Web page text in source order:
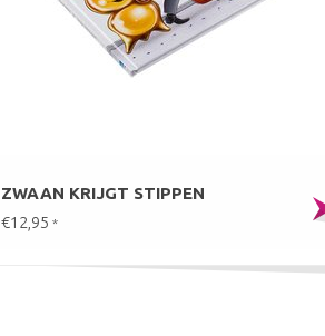
ZWAAN KRIJGT STIPPEN
€12,95 *